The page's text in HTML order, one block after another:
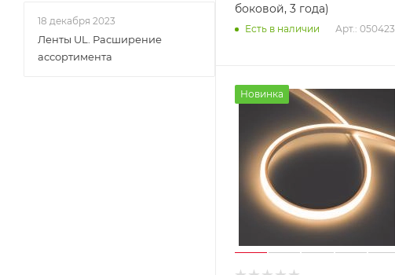
боковой, 3 года)
Есть в наличии Арт.: 050423
Новинка
18 декабря 2023
Ленты UL. Расширение
ассортимента